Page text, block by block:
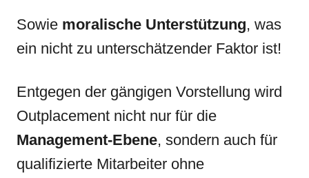
Sowie moralische Unterstützung, was
ein nicht zu unterschätzender Faktor ist!
Entgegen der gängigen Vorstellung wird
Outplacement nicht nur für die
Management-Ebene, sondern auch für
qualifizierte Mitarbeiter ohne